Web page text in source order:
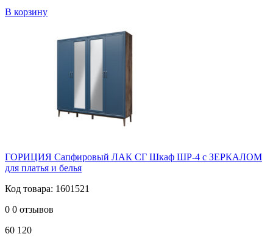
В корзину
ГОРИЦИЯ Сапфировый ЛАК СГ Шкаф ШР-4 с ЗЕРКАЛОМ
для платья и белья
Код товара: 1601521
0 0 отзывов
60 120